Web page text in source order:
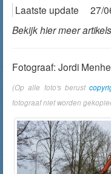
Laatste update
27/
Bekijk hier meer
Fotograaf: Jordi
(Op alle foto's berust
fotograaf niet worden